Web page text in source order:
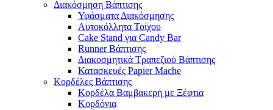
Διακόσμηση Βάπτισης
Υφάσματα Διακόσμησης
Αυτοκόλλητα Τοίχου
Cake Stand για Candy Bar
Runner Βάπτισης
Διακοσμητικά Τραπεζιού Βάπτισης
Κατασκευές Papier Mache
Κορδέλες Βάπτισης
Κορδέλα Βαμβακερή με Ξέφτια
Κορδόνια